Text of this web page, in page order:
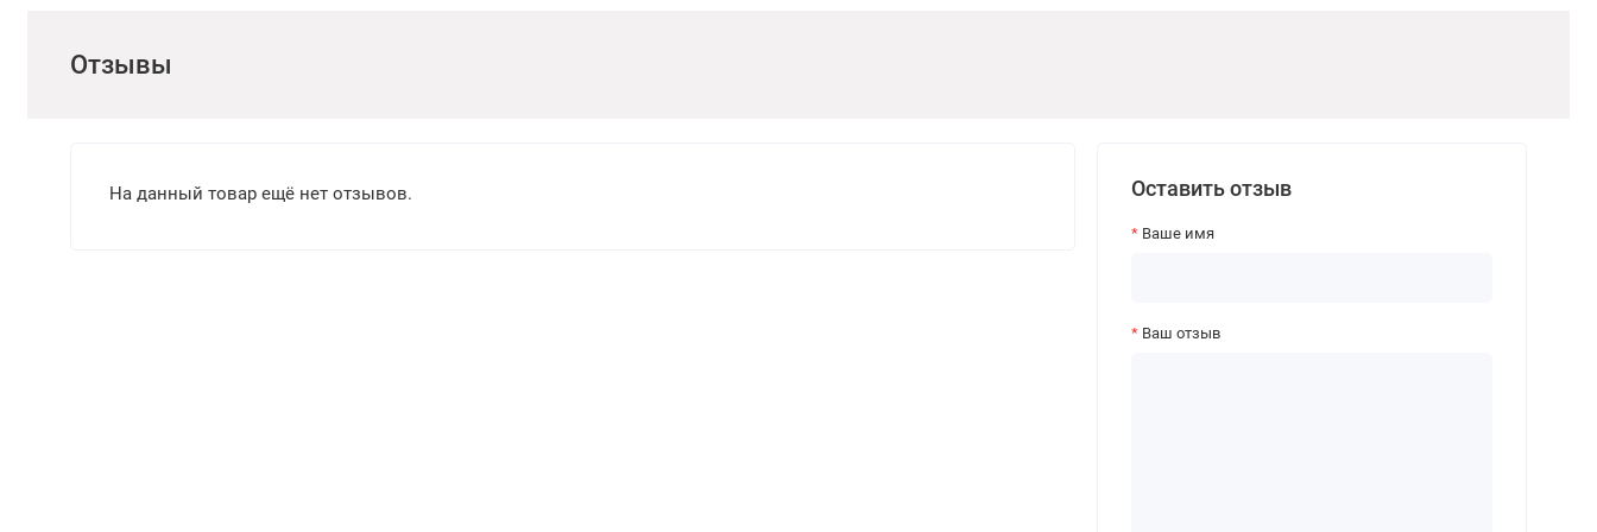
Отзывы
На данный товар ещё нет отзывов. Оставить отзыв
Ваше имя
Ваш отзыв